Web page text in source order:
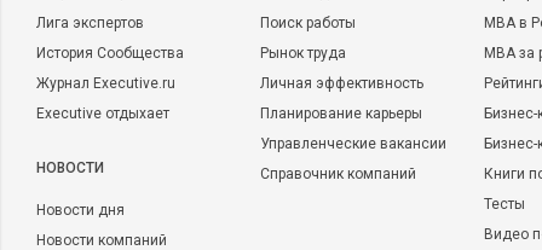
Лига экспертов
История Сообщества
Журнал Executive.ru
Executive отдыхает
НОВОСТИ
Новости дня
Новости компаний
Поиск работы
Рынок труда
Личная эффективность
Планирование карьеры
Управленческие вакансии
Справочник компаний
MBA в
MBA
Бизнес-
Книги
Тесты
Видео